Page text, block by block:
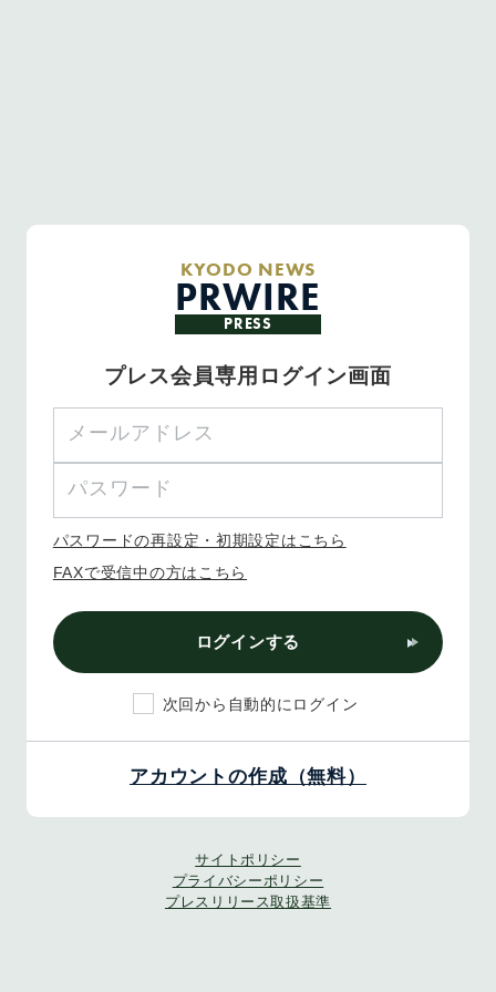
KYODO NEWS
PRWIRE
PRESS
プレス会員専用ログイン画面
パスワードの再設定・初期設定はこちら
FAXで受信中の方はこちら
ログインする
次回から自動的にログイン
アカウントの作成（無料）
サイトポリシー
プライバシーポリシー
プレスリリース取扱基準